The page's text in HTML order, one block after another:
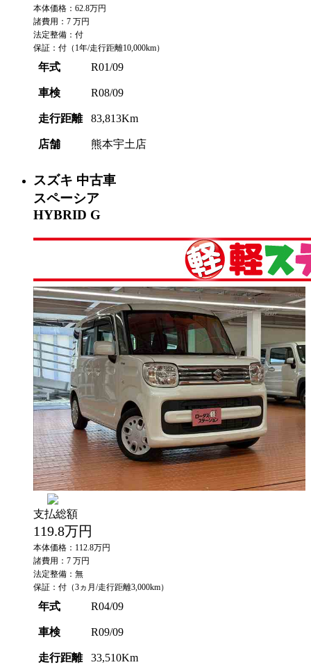
本体価格：62.8万円
諸費用：7 万円
法定整備：付
保証：付（1年/走行距離10,000km）
年式 R01/09
車検 R08/09
走行距離 83,813Km
店舗 熊本宇土店
スズキ 中古車
スペーシア
HYBRID G
支払総額
119.8万円
本体価格：112.8万円
諸費用：7 万円
法定整備：無
保証：付（3ヵ月/走行距離3,000km）
年式 R04/09
車検 R09/09
走行距離 33,510Km